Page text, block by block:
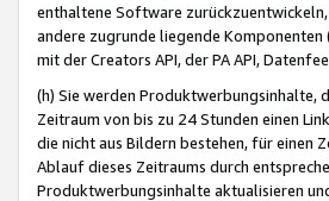
enthaltene Software
andere zugrunde liegende
mit der Creators API, der PA API,
(h) Sie werden Produktwerbungsinhalte,
Zeitraum von bis zu 24 Stunden einen
die nicht aus Bildern bestehen, für einen
Ablauf dieses Zeitraums durch
Produktwerbungsinhalte aktualisieren